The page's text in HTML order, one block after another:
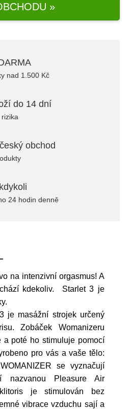
»
nad 1.500 Kč
do 14 dní
obchod
24 hodin denně
na intenzivní orgasmus! A
kdekoliv. Starlet 3 je
je masážní strojek určený
Zobáček Womanizeru
a poté ho stimuluje pomocí
pro vás a vaše tělo:
se vyznačují
nazvanou Pleasure Air
je stimulován bez
vibrace vzduchu sají a